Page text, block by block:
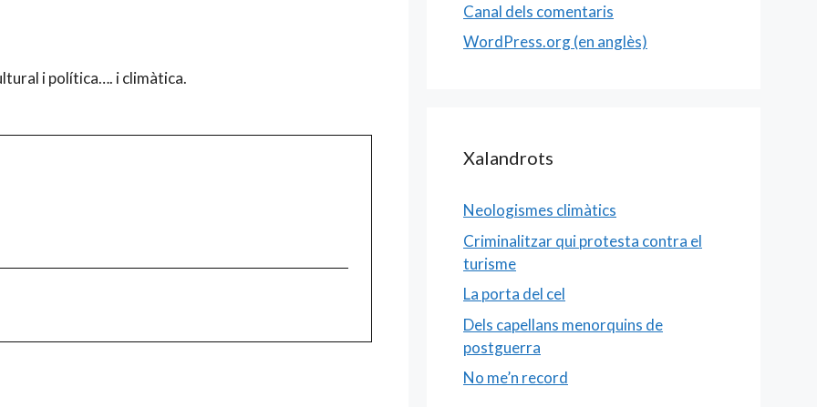
i política…. i climàtica.
Canal dels comentaris
WordPress.org (en anglès)
Xalandrots
Neologismes climàtics
Criminalitzar qui protesta contra el
turisme
La porta del cel
Dels capellans menorquins de
postguerra
No me’n record